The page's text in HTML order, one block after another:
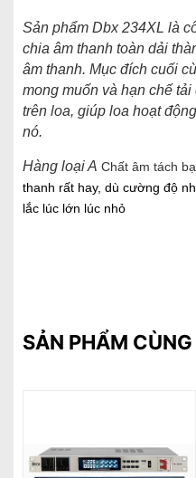
Sản phẩm Dbx 234XL là
chia âm thanh toàn dải
âm thanh. Mục đích cuối
mong muốn và hạn chế
trên loa, giúp loa hoạt
nó.
Hàng loại A Chất âm tách
thanh rất hay, dù cường độ
lắc lúc lớn lúc nhỏ
SẢN PHẨM CÙNG